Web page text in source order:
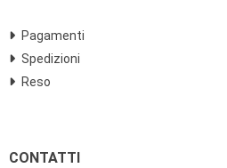
Pagamenti
Spedizioni
Reso
CONTATTI